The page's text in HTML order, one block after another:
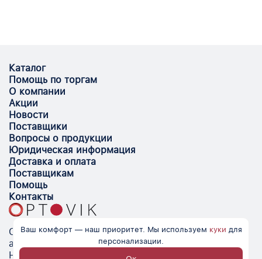
Optovik.com - электронная площадка для
автоматизации закупок и поиска поставщиков.
Низкие цены, надёжные контрагенты и удобство
Каталог
Помощь по торгам
О компании
Акции
Новости
Поставщики
Вопросы о продукции
Юридическая информация
Доставка и оплата
Поставщикам
Помощь
Контакты
Ваш комфорт — наш приоритет. Мы используем куки для
персонализации.